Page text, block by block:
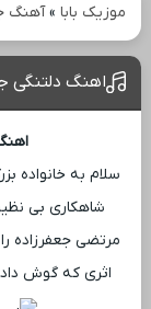
موزیک بابا»آهنگ
اهنگ دلتنگی
سلام به خانواده
شاهکاری بی
مرتضی جعفرزاده
اثری که گوش